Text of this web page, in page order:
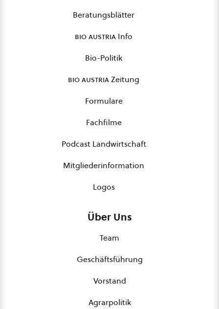
Beratungsblätter
bio austria Info
Bio-Politik
bio austriaZeitung
Formulare
Fachfilme
Podcast Landwirtschaft
Mitgliederinformation
Logos
Über Uns
Team
Geschäftsführung
Vorstand
Agrarpolitik